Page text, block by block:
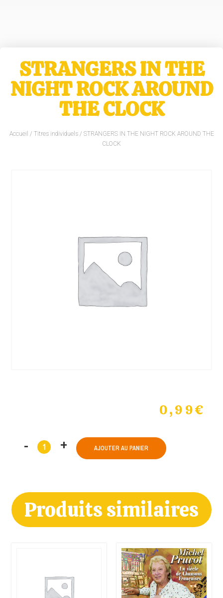
STRANGERS IN THE
NIGHT ROCK AROUND
THE CLOCK
Accueil / Titres individuels/ STRANGERS IN THE NIGHT ROCK AROUND THE
CLOCK
0,99€
AJOUTER AU PANIER
Produits similaires